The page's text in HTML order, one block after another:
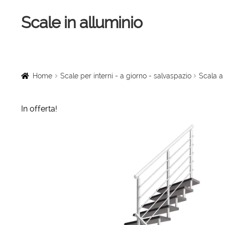
Vai
alla
Vai
al
Scale in alluminio
Scale a chiocciola
Home Scale per interni - a giorno - salvaspazio Scala a
In offerta!